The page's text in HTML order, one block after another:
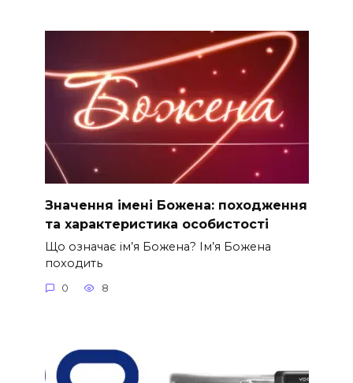
Значення імені Божена: походження
та характеристика особистості
Що означає ім’я Божена? Ім’я Божена
походить
0 8